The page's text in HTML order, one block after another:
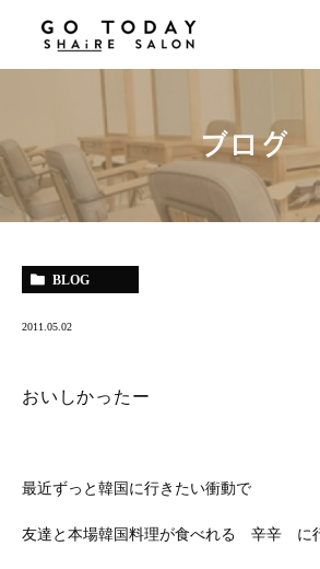
ブログ
BLOG
2011.05.02
おいしかったー
最近ずっと韓国に行きたい衝動で
友達と本場韓国料理が食べれる 辛辛 に